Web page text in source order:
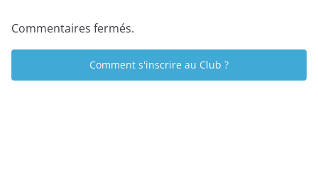
Commentaires fermés.
Comment s'inscrire au Club ?